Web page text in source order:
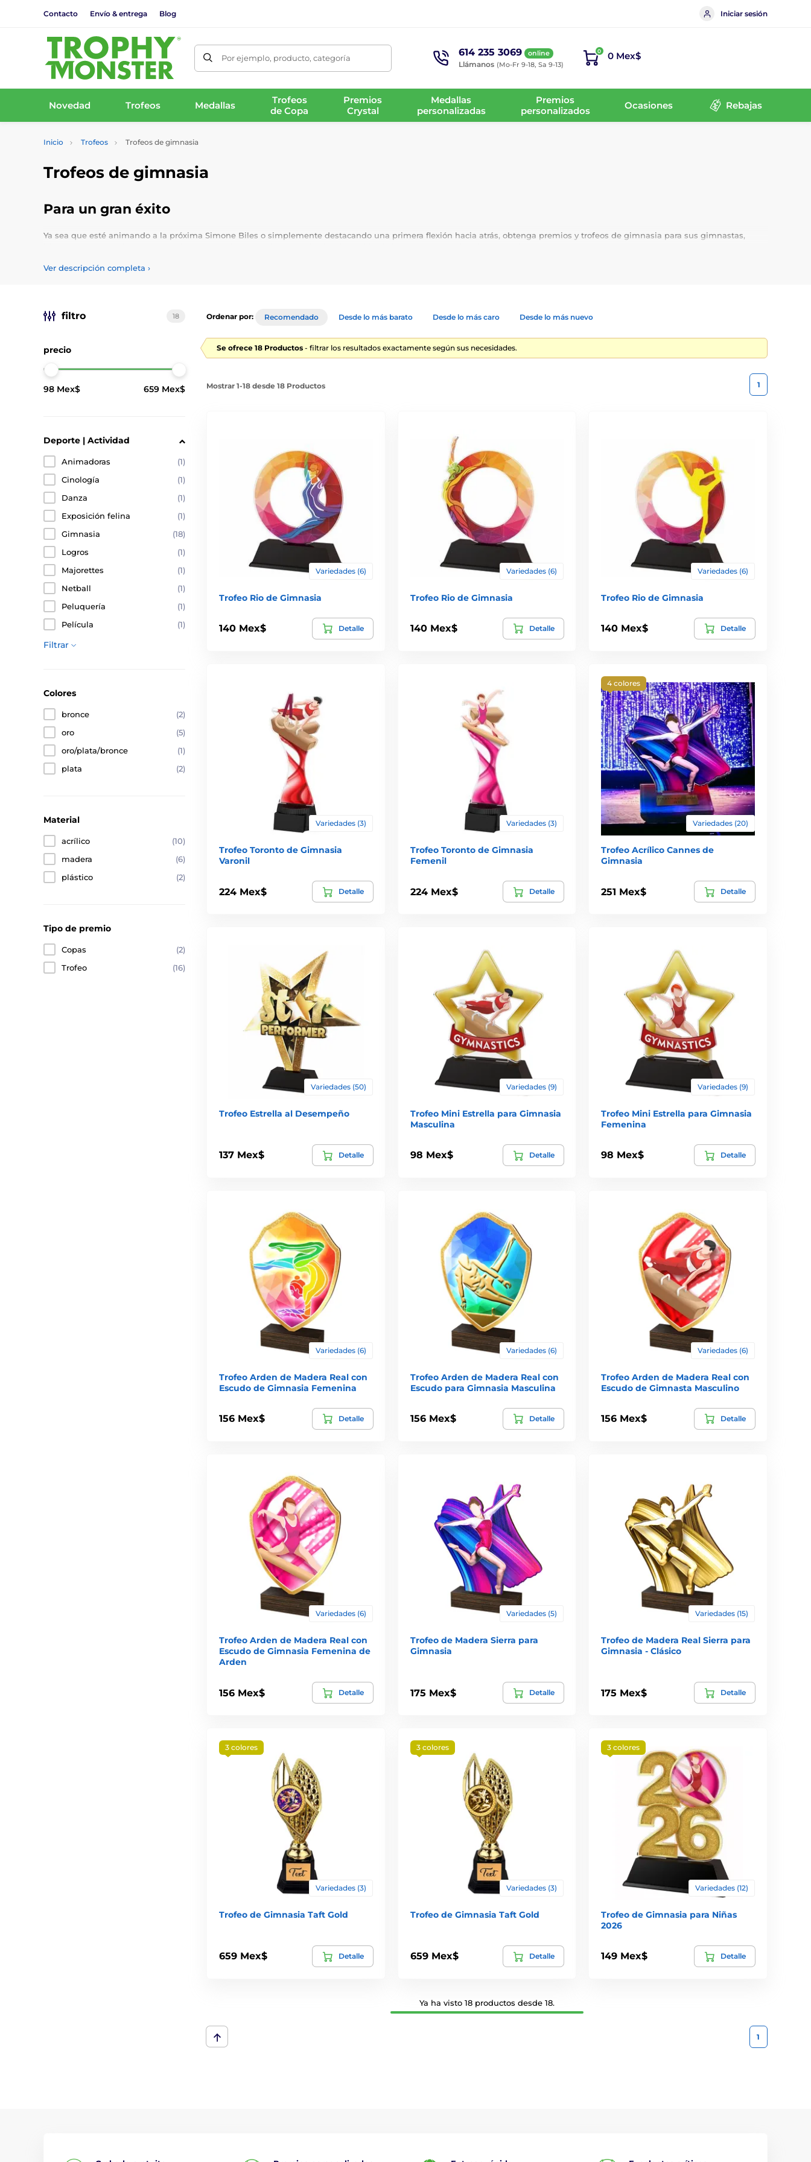
Contacto Envío & entrega Blog Iniciar sesión
Por ejemplo, producto, categoría 614 235 3069 online
Llámanos (Mo-Fr 9-18, Sa 9-13)
0 0 Mex$
Novedad Trofeos Medallas
Trofeos
de Copa
Premios
Crystal
Medallas
personalizadas
Premios
personalizados
Ocasiones Rebajas
Inicio Trofeos Trofeos de gimnasia
Trofeos de gimnasia
Para un gran éxito
Ya sea que esté animando a la próxima Simone Biles o simplemente destacando una primera flexión hacia atrás, obtenga premios y trofeos de gimnasia para sus gimnastas,
Ver descripción completa ›
filtro 18
precio
98 Mex$ 659 Mex$
Deporte | Actividad
Animadoras
(1)
Cinología
(1)
Danza
(1)
Exposición felina
(1)
Gimnasia
(18)
Logros
(1)
Majorettes
(1)
Netball
(1)
Peluquería
(1)
Película
(1)
Filtrar
Colores
bronce
(2)
oro
(5)
oro/plata/bronce
(1)
plata
(2)
Material
acrílico
(10)
madera
(6)
plástico
(2)
Tipo de premio
Copas
(2)
Trofeo
(16)
Ordenar por: Recomendado Desde lo más barato Desde lo más caro Desde lo más nuevo
Se ofrece 18 Productos - filtrar los resultados exactamente según sus necesidades.
Mostrar 1-18 desde 18 Productos 1
Variedades (6)
Trofeo Rio de Gimnasia
140 Mex$ Detalle
Variedades (6)
Trofeo Rio de Gimnasia
140 Mex$ Detalle
Variedades (6)
Trofeo Rio de Gimnasia
140 Mex$ Detalle
Variedades (3)
Trofeo Toronto de Gimnasia
Varonil
224 Mex$ Detalle
Variedades (3)
Trofeo Toronto de Gimnasia
Femenil
224 Mex$ Detalle
4 colores
Variedades (20)
Trofeo Acrílico Cannes de
Gimnasia
251 Mex$ Detalle
Variedades (50)
Trofeo Estrella al Desempeño
137 Mex$ Detalle
Variedades (9)
Trofeo Mini Estrella para Gimnasia
Masculina
98 Mex$ Detalle
Variedades (9)
Trofeo Mini Estrella para Gimnasia
Femenina
98 Mex$ Detalle
Variedades (6)
Trofeo Arden de Madera Real con
Escudo de Gimnasia Femenina
156 Mex$ Detalle
Variedades (6)
Trofeo Arden de Madera Real con
Escudo para Gimnasia Masculina
156 Mex$ Detalle
Variedades (6)
Trofeo Arden de Madera Real con
Escudo de Gimnasta Masculino
156 Mex$ Detalle
Variedades (6)
Trofeo Arden de Madera Real con
Escudo de Gimnasia Femenina de
Arden
156 Mex$ Detalle
Variedades (5)
Trofeo de Madera Sierra para
Gimnasia
175 Mex$ Detalle
Variedades (15)
Trofeo de Madera Real Sierra para
Gimnasia - Clásico
175 Mex$ Detalle
3 colores
Variedades (3)
Trofeo de Gimnasia Taft Gold
659 Mex$ Detalle
3 colores
Variedades (3)
Trofeo de Gimnasia Taft Gold
659 Mex$ Detalle
3 colores
Variedades (12)
Trofeo de Gimnasia para Niñas
2026
149 Mex$ Detalle
Ya ha visto 18 productos desde 18.
1